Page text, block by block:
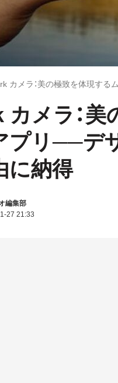
カメラ：美の極致を体現す
カメラ：
プリ──デ
に納得
編集部
27 21:33